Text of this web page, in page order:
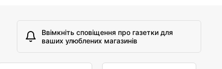
Ввімкніть сповіщення про газетки для
ваших улюблених магазинів